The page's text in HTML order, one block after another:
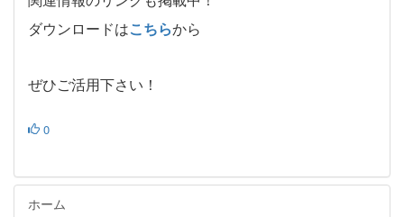
ダウンロードはこちらから
ぜひご活用下さい！
0
ホーム